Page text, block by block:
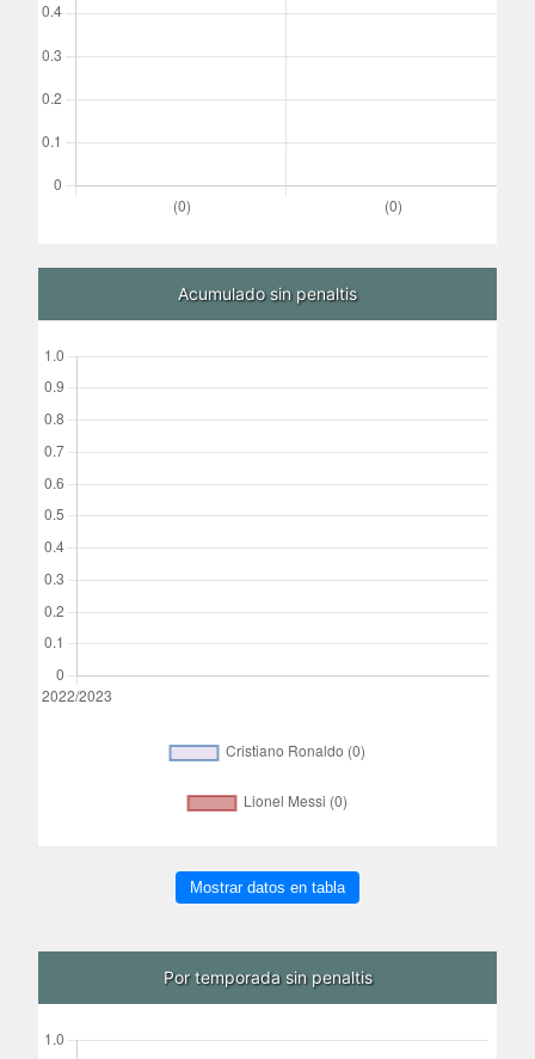
Acumulado sin penaltis
Mostrar datos en tabla
Por temporada sin penaltis